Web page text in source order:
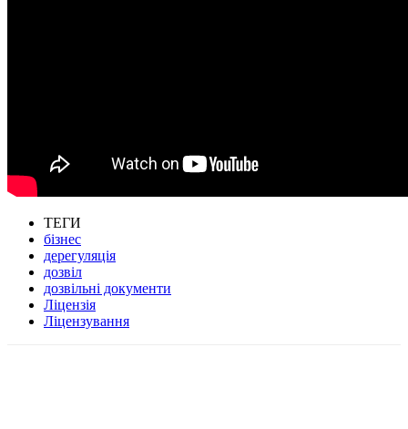
ТЕГИ
бізнес
дерегуляція
дозвіл
дозвільні документи
Ліцензія
Ліцензування